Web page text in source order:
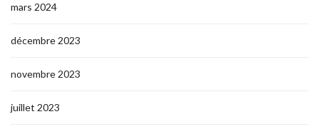
mars 2024
décembre 2023
novembre 2023
juillet 2023